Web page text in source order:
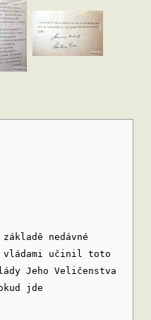
nedávné
vládami učinil toto
Jeho Veličenstva
jde